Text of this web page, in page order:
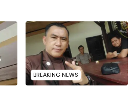
BREAKING NEWS